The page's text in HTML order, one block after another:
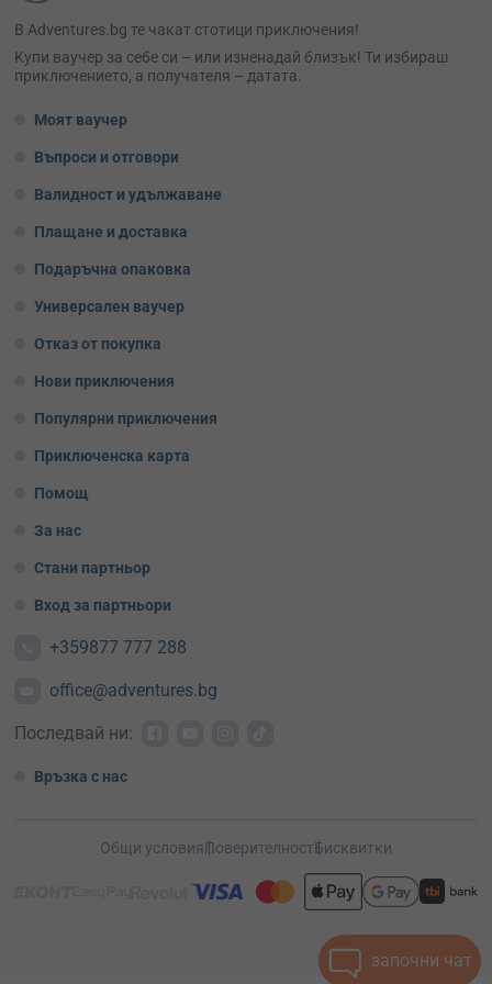
В Adventures.bg те чакат стотици приключения!
Kупи ваучер за себе си – или изненадай близък! Ти избираш
приключението, а получателя – датата.
Моят ваучер
Въпроси и отговори
Валидност и удължаване
Плащане и доставка
Подаръчна опаковка
Универсален ваучер
Отказ от покупка
Нови приключения
Популярни приключения
Приключенска карта
Помощ
За нас
Стани партньор
Вход за партньори
+359877 777 288
office@adventures.bg
Последвай ни:
Връзка с нас
Общи условияПоверителностБисквитки
започни чат